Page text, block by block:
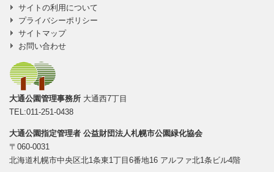
サイトの利用について
プライバシーポリシー
サイトマップ
お問い合わせ
大通公園管理事務所 大通西7丁目
TEL:011-251-0438
大通公園指定管理者 公益財団法人札幌市公園緑化協会
〒060-0031
北海道札幌市中央区北1条東1丁目6番地16 アルファ北1条ビル4階